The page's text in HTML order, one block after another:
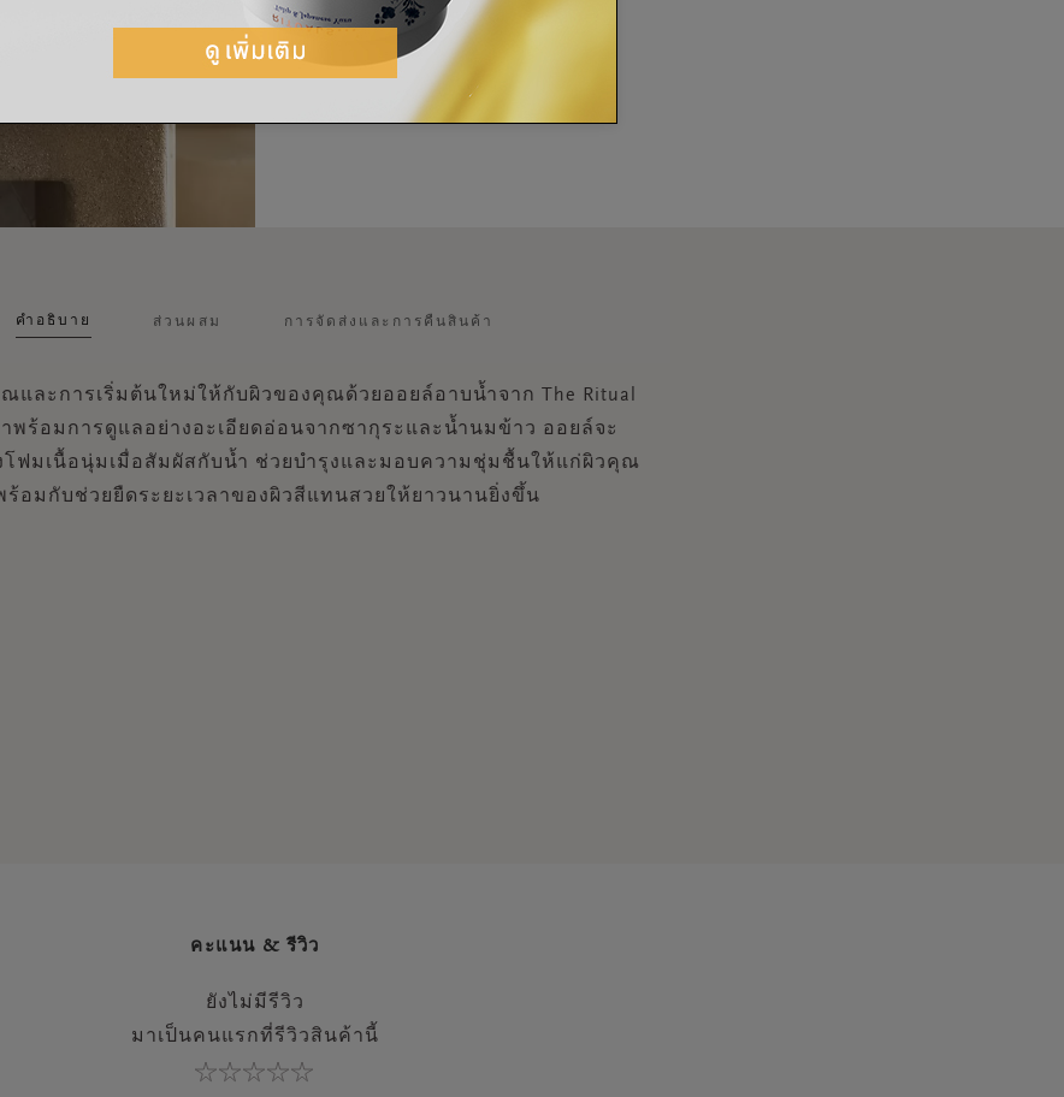
คำอธิบาย ส่วนผสม การจัดส่งและการคืนสินค้า
ละการเริ่มต้นใหม่ให้กับผิวของคุณด้วยออยล์อาบน้ำจาก The Ritual
าพร้อมการดูแลอย่างอะเอียดอ่อนจากซากุระและน้ำนมข้าว ออยล์จะ
โฟมเนื้อนุ่มเมื่อสัมผัสกับน้ำ ช่วยบำรุงและมอบความชุ่มชื้นให้แก่ผิวคุณ
ร้อมกับช่วยยืดระยะเวลาของผิวสีแทนสวยให้ยาวนานยิ่งขึ้น
คะแนน & รีวิว
ยังไม่มีรีวิว
มาเป็นคนแรกที่รีวิวสินค้านี้